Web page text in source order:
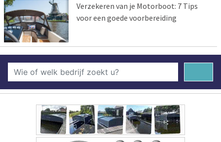
Verzekeren van je Motorboot: 7 Tips
voor een goede voorbereiding